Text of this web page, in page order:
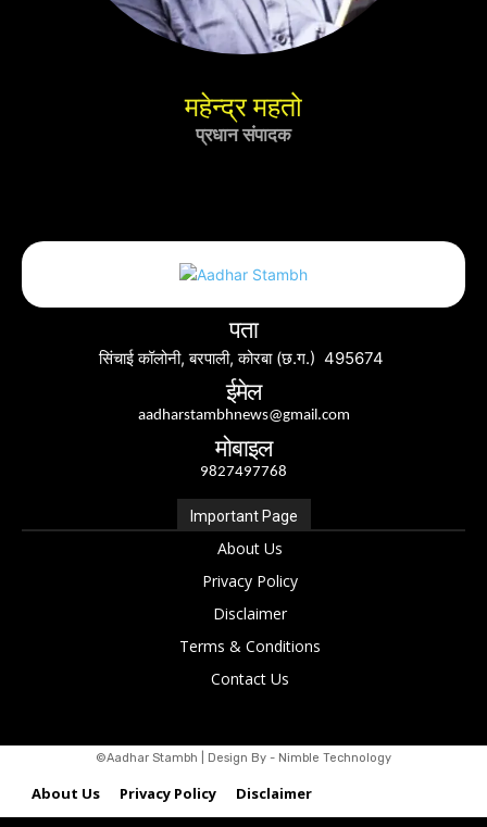
महेन्द्र महतो
प्रधान संपादक
पता
सिंचाई कॉलोनी, बरपाली, कोरबा (छ.ग.) 495674
ईमेल
aadharstambhnews@gmail.com
मोबाइल
9827497768
Important Page
About Us
Privacy Policy
Disclaimer
Terms & Conditions
Contact Us
©Aadhar Stambh | Design By - Nimble Technology
About Us Privacy Policy Disclaimer